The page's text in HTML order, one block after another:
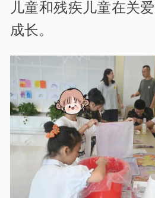
儿童和残疾儿童在关
成长。